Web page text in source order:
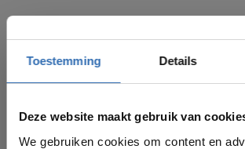
Toestemming Details
Deze website maakt gebruik van
We gebruiken cookies om content en